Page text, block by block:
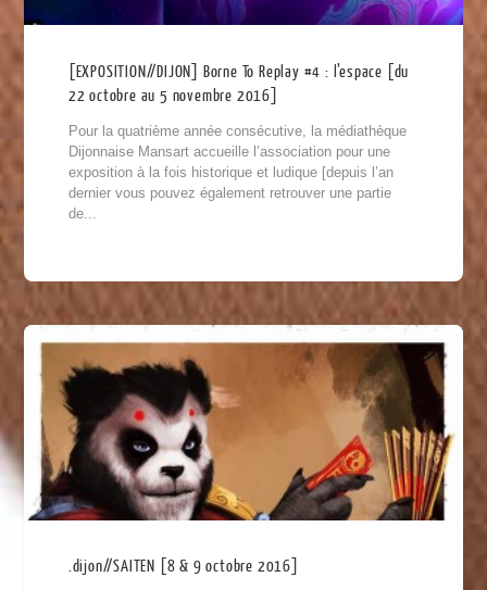
[EXPOSITION//DIJON] Borne To Replay #4 : l’espace [du
22 octobre au 5 novembre 2016]
Pour la quatrième année consécutive, la médiathèque
Dijonnaise Mansart accueille l’association pour une
exposition à la fois historique et ludique [depuis l’an
dernier vous pouvez également retrouver une partie
de...
.dijon//SAITEN [8 & 9 octobre 2016]